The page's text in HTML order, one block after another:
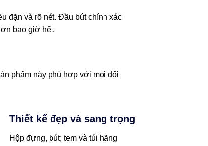
đặn và rõ nét. Đầu bút chính xác
bao giờ hết.
phẩm này phù hợp với mọi đối
Thiết kế đẹp và sang trọng
Hộp đựng, bút; tem và túi hãng